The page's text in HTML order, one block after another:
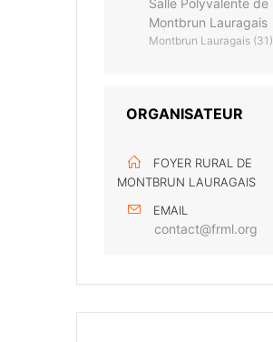
Salle Polyvalente de
Montbrun Lauragais
Montbrun Lauragais (31)
ORGANISATEUR
FOYER RURAL DE
MONTBRUN LAURAGAIS
EMAIL
contact@frml.org